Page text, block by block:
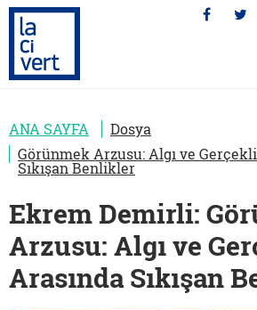
ANA SAYFA
Dosya
Görünmek Arzusu: Algı ve
Sıkışan Benlikler
Ekrem Demirli:
Arzusu: Algı ve
Arasında Sıkışan